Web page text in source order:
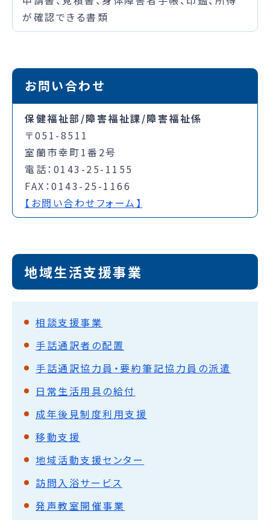
が確認できる書類
お問い合わせ
保健福祉部/障害福祉課/障害福祉係
〒051-8511
室蘭市幸町1番2号
電話：0143-25-1155
FAX：0143-25-1166
【お問い合わせフォーム】
地域生活支援事業
相談支援事業
手話通訳者の配置
手話通訳協力員・要約筆記協力員の派遣
日常生活用具の給付
成年後見制度利用支援
移動支援
地域活動支援センター
訪問入浴サービス
発声教室開催事業